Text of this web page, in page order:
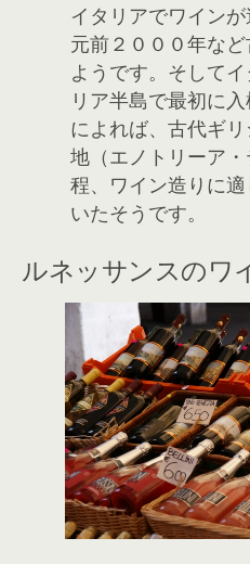
イタリアでワイン
元前２０００年な
ようです。そして
リア半島で最初に
によれば、古代ギ
地（エノトリーア
程、ワイン造りに
いたそうです。
ルネッサンスのワ